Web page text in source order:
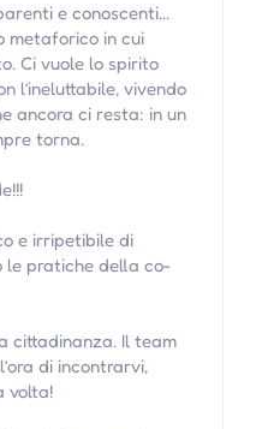
e conoscenti…
metaforico in cui
Ci vuole lo spirito
l’ineluttabile, vivendo
ancora ci resta: in un
torna.
e irripetibile di
le pratiche della co-
cittadinanza. Il team
di incontrarvi,
volta!